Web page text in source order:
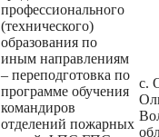
профессионального
(технического)
образования по
иным направлениям
– переподготовка по
программе обучения
командиров
отделений пожарных
с.